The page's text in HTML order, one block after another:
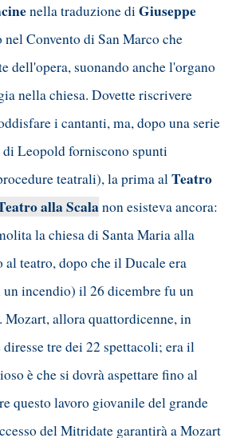
nella traduzione diGiuseppe
nel Convento di San Marco che
dell'opera, suonando anche l'organo
nella chiesa. Dovette riscrivere
i cantanti, ma, dopo una serie
Leopold forniscono spunti
teatrali), la prima alTeatro
alla Scalanon esisteva ancora:
la chiesa di Santa Maria alla
al teatro, dopo che il Ducale era
incendio) il 26 dicembre fu un
Mozart, allora quattordicenne, in
tre dei 22 spettacoli; era il
è che si dovrà aspettare fino al
questo lavoro giovanile del grande
del Mitridate garantirà a Mozart